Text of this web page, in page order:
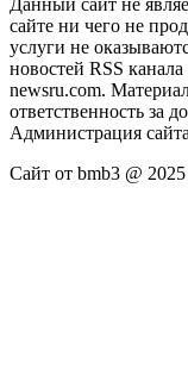
сайте ни чего не
услуги не
новостей RSS
newsru.com.
ответственность за
Администрация
Сайт от bmb3 @ 2025